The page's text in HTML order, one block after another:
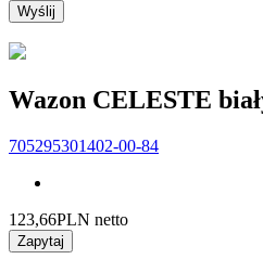
Wyślij
Wazon CELESTE
705295301402-00-84
123,66PLN netto
Zapytaj